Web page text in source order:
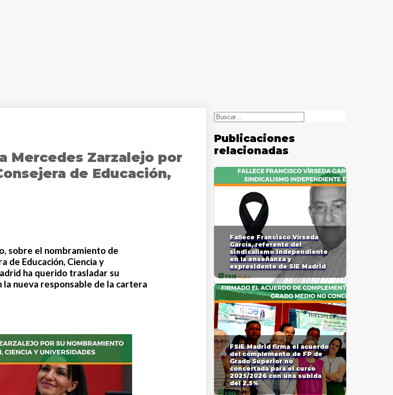
Mercedes Zarzalejo por
de Educación,
sobre el nombramiento de
de Educación, Ciencia y
ha querido trasladar su
nueva responsable de la cartera
Buscar
Publicaciones
relacionadas
Fallece Francisco Vírseda
García, referente del
sindicalismo independiente
en la enseñanza y
expresidente de SIE Madrid
FSIE Madrid firma el acuerdo
del complemento de FP de
Grado Superior no
concertada para el curso
2025/2026 con una subida
del 2,5%